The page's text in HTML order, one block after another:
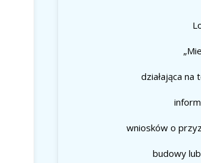
działająca na
wniosków o
budowy